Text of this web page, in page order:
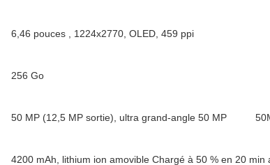
6,46 pouces , 1224x2770, OLED, 459 ppi
256 Go
50 MP (12,5 MP sortie), ultra grand-angle 50 MP
4200 mAh, lithium ion amovible Chargé à 50 % en 20